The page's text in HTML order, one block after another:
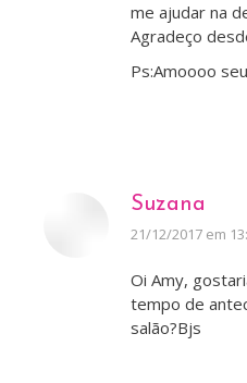
me ajudar na
Agradeço
Ps:Amoooo
Suzana
disse:
21/12/2017 em
Oi Amy,
tempo de
salão?Bjs